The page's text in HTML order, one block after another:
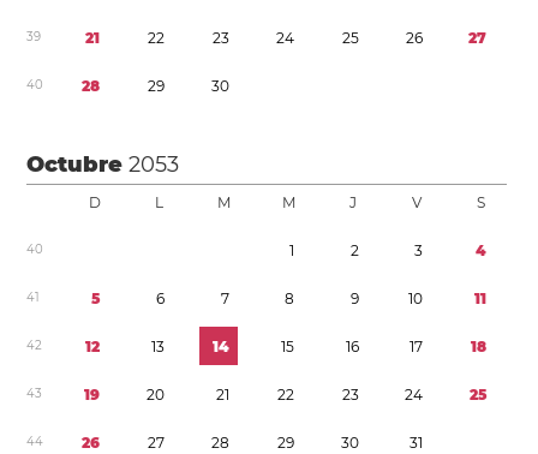
39 21 22 23 24 25 26 27
40 28 29 30
Octubre2053
D L M M J V S
40 1 2 3 4
41 5 6 7 8 9 10 11
42 12 13 14 15 16 17 18
43 19 20 21 22 23 24 25
44 26 27 28 29 30 31